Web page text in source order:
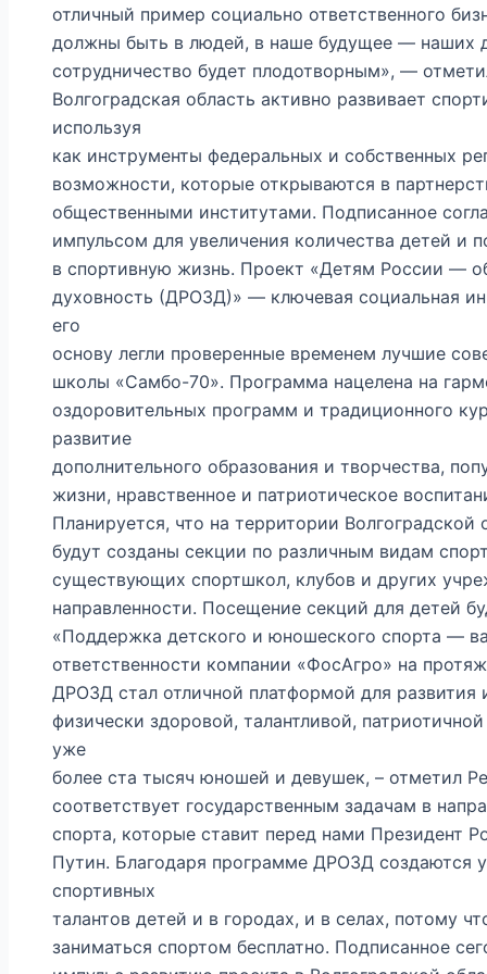
отличный пример социально ответственного
должны быть в людей, в наше будущее — наших
сотрудничество будет плодотворным», —
Волгоградская область активно развивает
используя
как инструменты федеральных и собственных
возможности, которые открываются в
общественными институтами. Подписанное
импульсом для увеличения количества детей и
в спортивную жизнь. Проект «Детям России —
духовность (ДРОЗД)» — ключевая социальная
его
основу легли проверенные временем лучшие
школы «Самбо-70». Программа нацелена на
оздоровительных программ и традиционного
развитие
дополнительного образования и творчества,
жизни, нравственное и патриотическое
Планируется, что на территории Волгоградской
будут созданы секции по различным видам
существующих спортшкол, клубов и других
направленности. Посещение секций для детей
«Поддержка детского и юношеского спорта —
ответственности компании «ФосАгро» на
ДРОЗД стал отличной платформой для развития
физически здоровой, талантливой,
уже
более ста тысяч юношей и девушек, – отметил
соответствует государственным задачам в
спорта, которые ставит перед нами Президент
Путин. Благодаря программе ДРОЗД создаются
спортивных
талантов детей и в городах, и в селах, потому
заниматься спортом бесплатно. Подписанное